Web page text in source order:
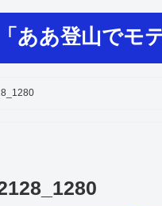
ああ登山でモ